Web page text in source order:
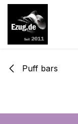
Zum Inhalt springen
Puff bars